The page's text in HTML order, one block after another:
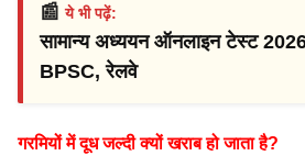
📰ये भी पढ़ें:
सामान्य अध्ययन ऑनलाइन टेस्ट
BPSC, रेलवे
गरमियों में दूध जल्दी क्यों खराब हो जाता है?